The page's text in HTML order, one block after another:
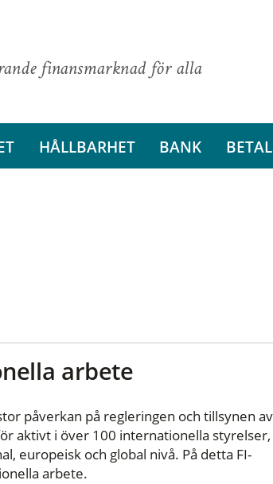
finansmarknad för alla
HÅLLBARHET BANK
arbete
påverkan på regleringen och tillsynen av
aktivt i över 100 internationella styrelser,
europeisk och global nivå. På detta FI-
arbete.